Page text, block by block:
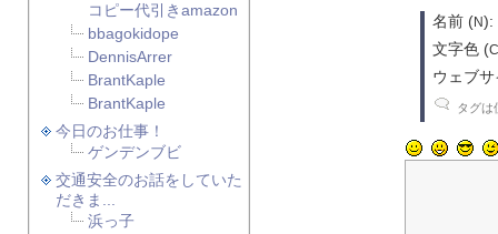
名前 (N):
文字色 (C
ウェブ
タグは
コピー代引きamazon
bbagokidope
DennisArrer
BrantKaple
BrantKaple
今日のお仕事！
ゲンデンブビ
交通安全のお話をしていた
だきま...
浜っ子